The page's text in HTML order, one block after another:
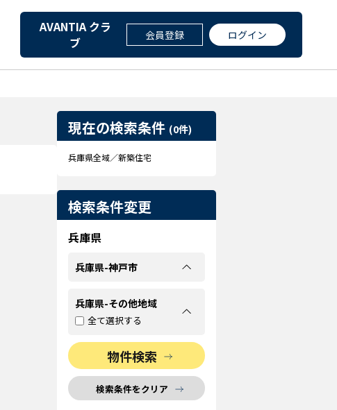
AVANTIA クラ
ブ
会員登録 ログイン
現在の検索条件 (0件)
兵庫県全域／新築住宅
検索条件変更
兵庫県
兵庫県-神戸市
兵庫県-その他地域
全て選択する
物件検索
検索条件をクリア